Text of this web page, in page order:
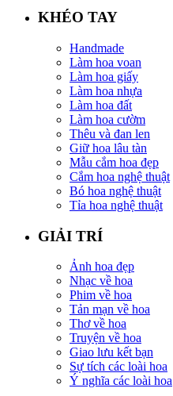
KHÉO TAY
Handmade
Làm hoa voan
Làm hoa giấy
Làm hoa nhựa
Làm hoa đất
Làm hoa cườm
Thêu và đan len
Giữ hoa lâu tàn
Mẫu cắm hoa đẹp
Cắm hoa nghệ thuật
Bó hoa nghệ thuật
Tỉa hoa nghệ thuật
GIẢI TRÍ
Ảnh hoa đẹp
Nhạc về hoa
Phim về hoa
Tản mạn về hoa
Thơ về hoa
Truyện về hoa
Giao lưu kết bạn
Sự tích các loài hoa
Ý nghĩa các loài hoa